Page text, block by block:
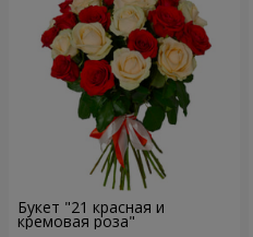
Букет "21 красная и
кремовая роза"